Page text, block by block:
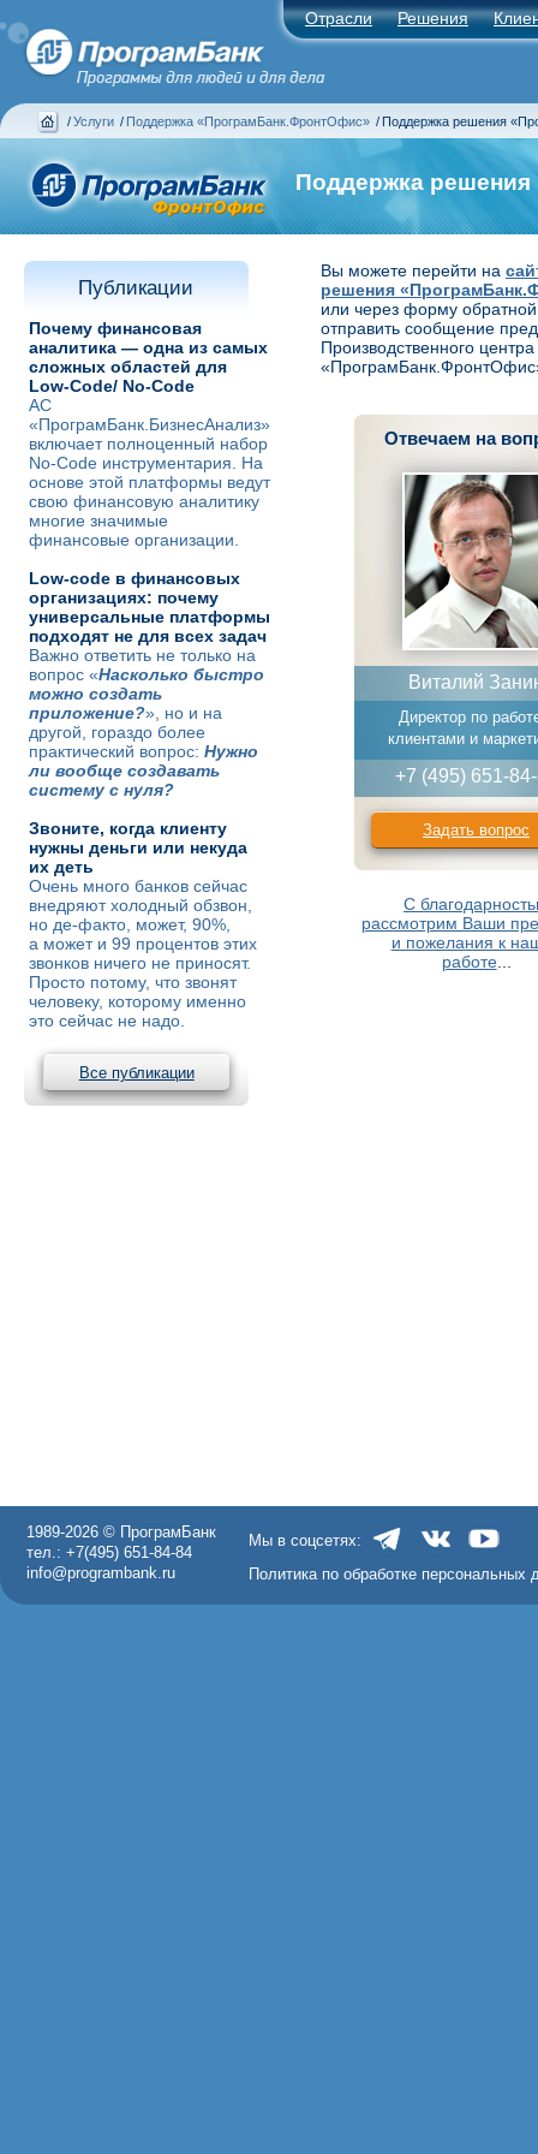
Отрасли Решения
/ Услуги / Поддержка «ПрограмБанк.ФронтОфис» / Поддержка решения
Поддержка
Публикации
Почему финансовая
аналитика — одна из самых
сложных областей для
Low-Code/ No-Code
АС
«ПрограмБанк.БизнесАнализ»
включает полноценный набор
No-Code инструментария. На
основе этой платформы ведут
свою финансовую аналитику
многие значимые
финансовые организации.
Low-code в финансовых
организациях: почему
универсальные платформы
подходят не для всех задач
Важно ответить не только на
вопрос «Насколько быстро
можно создать
приложение?», но и на
другой, гораздо более
практический вопрос: Нужно
ли вообще создавать
систему с нуля?
Звоните, когда клиенту
нужны деньги или некуда
их деть
Очень много банков сейчас
внедряют холодный обзвон,
но де-факто, может, 90%,
а может и 99 процентов этих
звонков ничего не приносят.
Просто потому, что звонят
человеку, которому именно
это сейчас не надо.
Все публикации
Вы можете перейти на
решения
или через форму обратной
отправить сообщение
Производственного центра
Отвечаем на
Виталий
Директор по
клиентами и
+7 (495) 651-
Задать вопрос
С
рассмотрим Ваши
и пожелания к
работе...
1989-2026 © ПрограмБанк
тел.: +7(495) 651-84-84
info@programbank.ru
Мы в соцсетях:
Политика по обработке персональных